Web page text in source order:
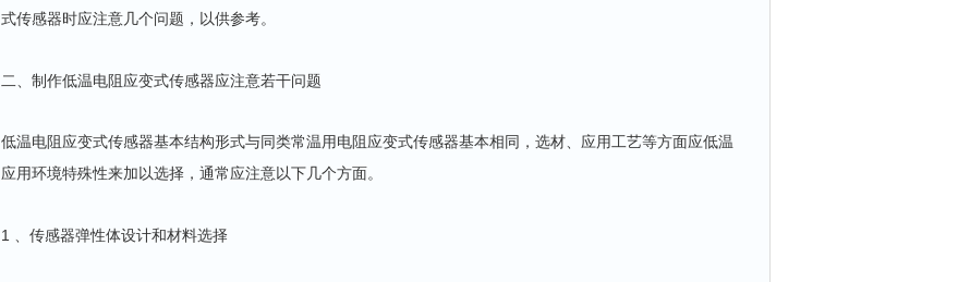
式传感器时应注意几个问题，以供参考。
二、制作低温电阻应变式传感器应注意若干问题
低温电阻应变式传感器基本结构形式与同类常温用电阻应变式传感器基本相同，选材、应用工艺等方面应低温
应用环境特殊性来加以选择，通常应注意以下几个方面。
1 、传感器弹性体设计和材料选择